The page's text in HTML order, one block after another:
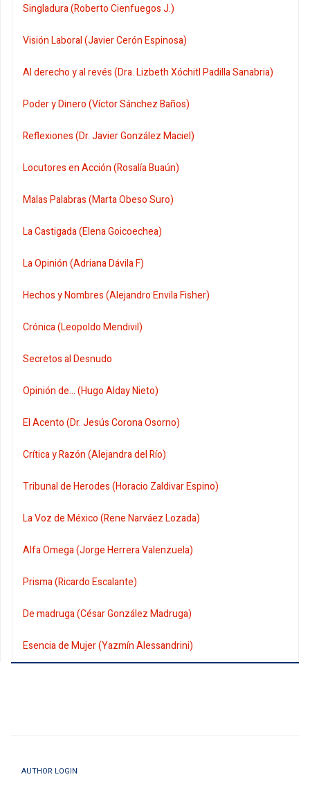
Singladura (Roberto Cienfuegos J.)
Visión Laboral (Javier Cerón Espinosa)
Al derecho y al revés (Dra. Lizbeth Xóchitl Padilla Sanabria)
Poder y Dinero (Víctor Sánchez Baños)
Reflexiones (Dr. Javier González Maciel)
Locutores en Acción (Rosalía Buaún)
Malas Palabras (Marta Obeso Suro)
La Castigada (Elena Goicoechea)
La Opinión (Adriana Dávila F)
Hechos y Nombres (Alejandro Envila Fisher)
Crónica (Leopoldo Mendivil)
Secretos al Desnudo
Opinión de... (Hugo Alday Nieto)
El Acento (Dr. Jesús Corona Osorno)
Crítica y Razón (Alejandra del Río)
Tribunal de Herodes (Horacio Zaldivar Espino)
La Voz de México (Rene Narváez Lozada)
Alfa Omega (Jorge Herrera Valenzuela)
Prisma (Ricardo Escalante)
De madruga (César González Madruga)
Esencia de Mujer (Yazmín Alessandrini)
AUTHOR LOGIN